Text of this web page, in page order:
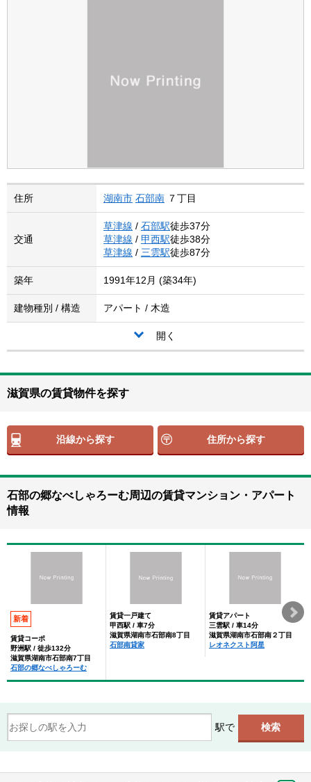
住所 湖南市 石部南 ７丁目
交通
草津線 / 石部駅徒歩37分
草津線 / 甲西駅徒歩38分
草津線 / 三雲駅徒歩87分
築年 1991年12月 (築34年)
建物種別 / 構造 アパート / 木造
開く
滋賀県の賃貸物件を探す
沿線から探す 住所から探す
石部の郷なべしゃろーむ周辺の賃貸マンション・アパート
情報
新着
賃貸コーポ
野洲駅 / 徒歩132分
滋賀県湖南市石部南7丁目
石部の郷なべしゃろーむ
賃貸一戸建て
甲西駅 / 車7分
滋賀県湖南市石部南8丁目
石部南貸家
賃貸アパート
三雲駅 / 車14分
滋賀県湖南市石部南２丁目
レオネクスト阿星
駅で